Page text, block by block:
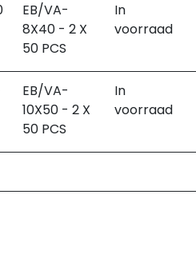
EB/VA-
8X40 - 2 X
50 PCS
In
voorraad
EB/VA-
10X50 - 2 X
50 PCS
In
voorraad